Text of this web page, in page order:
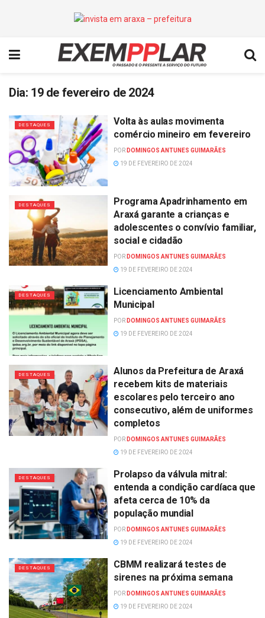
Dia: 19 de fevereiro de 2024
DESTAQUES
Volta às aulas movimenta
comércio mineiro em fevereiro
POR DOMINGOS ANTUNES GUIMARÃES
19 DE FEVEREIRO DE 2024
DESTAQUES
Programa Apadrinhamento em
Araxá garante a crianças e
adolescentes o convívio familiar,
social e cidadão
POR DOMINGOS ANTUNES GUIMARÃES
19 DE FEVEREIRO DE 2024
DESTAQUES
Licenciamento Ambiental
Municipal
POR DOMINGOS ANTUNES GUIMARÃES
19 DE FEVEREIRO DE 2024
DESTAQUES
Alunos da Prefeitura de Araxá
recebem kits de materiais
escolares pelo terceiro ano
consecutivo, além de uniformes
completos
POR DOMINGOS ANTUNES GUIMARÃES
19 DE FEVEREIRO DE 2024
DESTAQUES
Prolapso da válvula mitral:
entenda a condição cardíaca que
afeta cerca de 10% da
população mundial
POR DOMINGOS ANTUNES GUIMARÃES
19 DE FEVEREIRO DE 2024
DESTAQUES
CBMM realizará testes de
sirenes na próxima semana
POR DOMINGOS ANTUNES GUIMARÃES
19 DE FEVEREIRO DE 2024